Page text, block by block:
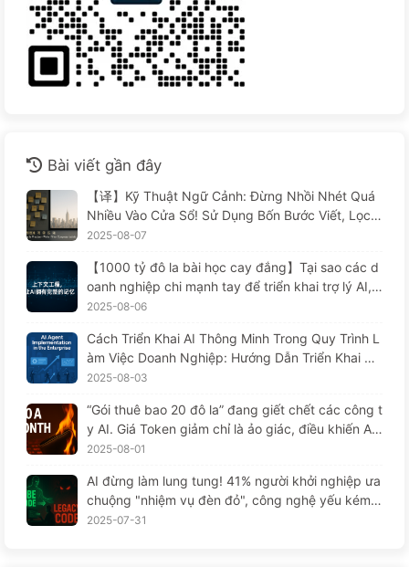
Bài viết gần đây
【译】Kỹ Thuật Ngữ Cảnh: Đừng Nhồi Nhét Quá
Nhiều Vào Cửa Sổ! Sử Dụng Bốn Bước Viết, Lọc,
Nén Và Tách Rời, Cảnh Giác Với Sự Can Thiệp Gâ
Học AI 170
2025-08-07
【1000 tỷ đô la bài học cay đắng】Tại sao các d
oanh nghiệp chi mạnh tay để triển khai trợ lý AI, n
hưng lại "quên" vào những lúc then chốt, khiến đ
ậm rãi học AI169
2025-08-06
Cách Triển Khai AI Thông Minh Trong Quy Trình L
àm Việc Doanh Nghiệp: Hướng Dẫn Triển Khai Ho
àn Chỉnh Năm 2025 — Chậm Rãi Học AI166
2025-08-03
“Gói thuê bao 20 đô la” đang giết chết các công t
y AI. Giá Token giảm chỉ là ảo giác, điều khiến AI
thực sự đắt đỏ chính là lòng tham của bạn — Họ
2025-08-01
AI đừng làm lung tung! 41% người khởi nghiệp ưa
chuộng "nhiệm vụ đèn đỏ", công nghệ yếu kém k
hiến nhân viên khổ sở hơn — từ từ học AI
2025-07-31